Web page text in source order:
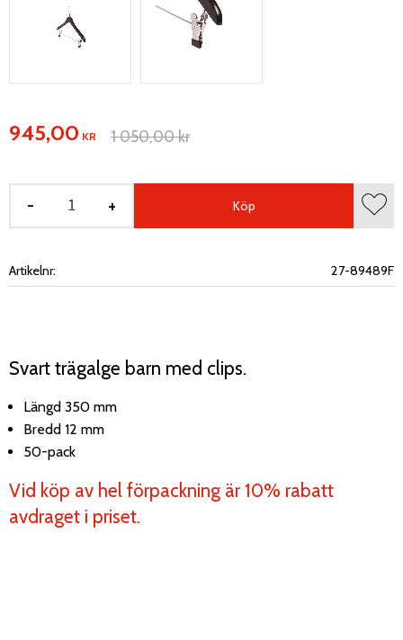
Nedsatt pris:
945,00 KR Ordinarie pris:
1 050,00kr
+
- Köp
Artikelnr 27-89489F
Svart trägalge barn med clips.
Längd 350 mm
Bredd 12 mm
50-pack
Vid köp av hel förpackning är 10% rabatt
avdraget i priset.